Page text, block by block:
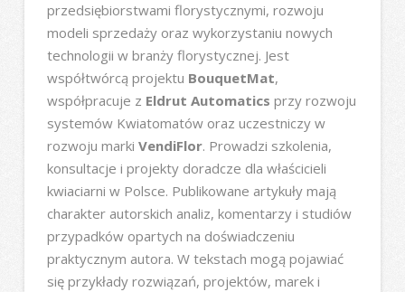
przedsiębiorstwami florystycznymi, rozwoju
modeli sprzedaży oraz wykorzystaniu nowych
technologii w branży florystycznej. Jest
współtwórcą projektu BouquetMat,
współpracuje z Eldrut Automatics przy rozwoju
systemów Kwiatomatów oraz uczestniczy w
rozwoju marki VendiFlor. Prowadzi szkolenia,
konsultacje i projekty doradcze dla właścicieli
kwiaciarni w Polsce. Publikowane artykuły mają
charakter autorskich analiz, komentarzy i studiów
przypadków opartych na doświadczeniu
praktycznym autora. W tekstach mogą pojawiać
się przykłady rozwiązań, projektów, marek i